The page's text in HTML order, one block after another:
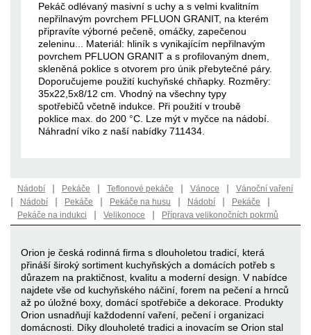
Pekáč odlévaný masivní s uchy a s velmi kvalitním
nepřilnavým povrchem PFLUON GRANIT, na kterém
připravíte výborné pečeně, omáčky, zapečenou
zeleninu... Materiál: hliník s vynikajícím nepřilnavým
povrchem PFLUON GRANIT a s profilovaným dnem,
skleněná poklice s otvorem pro únik přebytečné páry.
Doporučujeme použití kuchyňské chňapky. Rozměry:
35x22,5x8/12 cm. Vhodný na všechny typy
spotřebičů včetně indukce. Při použití v troubě
poklice max. do 200 °C. Lze mýt v myčce na nádobí.
Náhradní víko z naší nabídky 711434.
Nádobí | Pekáče | Teflonové pekáče | Vánoce | Vánoční vaření
| Nádobí | Pekáče | Pekáče na husu | Nádobí | Pekáče |
Pekáče na indukci | Velikonoce | Příprava velikonočních pokrmů
Orion je česká rodinná firma s dlouholetou tradicí, která
přináší široký sortiment kuchyňských a domácích potřeb s
důrazem na praktičnost, kvalitu a moderní design. V nabídce
najdete vše od kuchyňského náčiní, forem na pečení a hrnců
až po úložné boxy, domácí spotřebiče a dekorace. Produkty
Orion usnadňují každodenní vaření, pečení i organizaci
domácnosti. Díky dlouholeté tradici a inovacím se Orion stal